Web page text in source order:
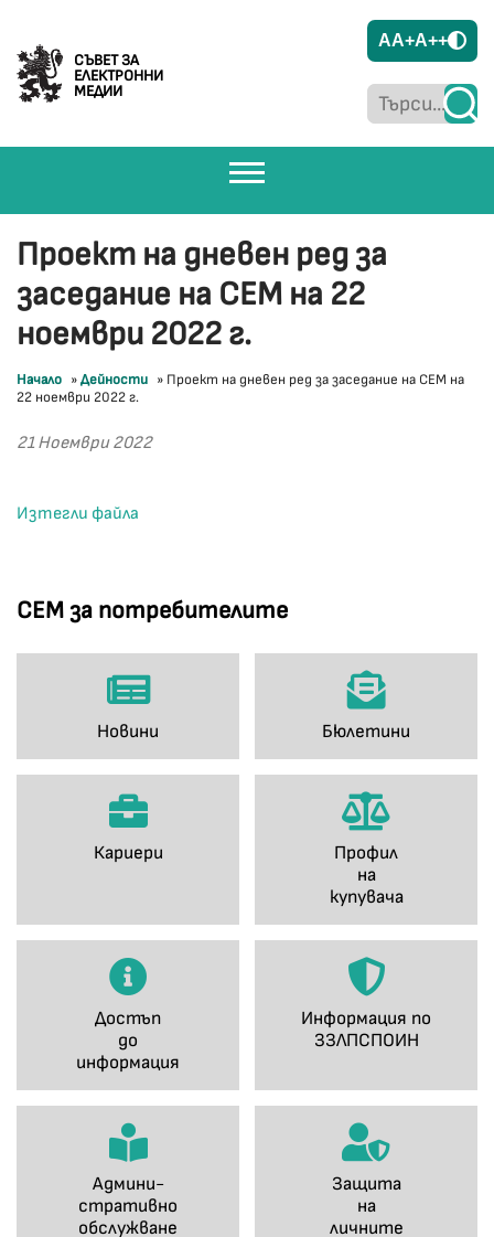
СЪВЕТ ЗА
ЕЛЕКТРОННИ
МЕДИИ
AA+A++
СЕМ за потребителите
Новини Бюлетини
Кариери
Профил
на
купувача
Достъп
до
информация
Информация по
ЗЗЛПСПОИН
Админи-
стративно
обслужване
Защита
на
личните
Проект на дневен ред за
заседание на СЕМ на 22
ноември 2022 г.
Начало »Дейности » Проект на дневен ред за заседание на СЕМ на
22 ноември 2022 г.
21 Ноември 2022
Изтегли файла